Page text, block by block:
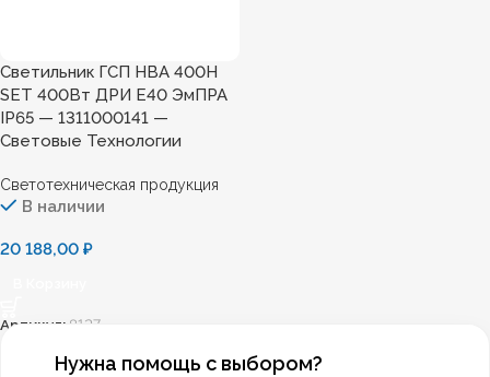
Светильник ГСП HBA 400H
SET 400Вт ДРИ Е40 ЭмПРА
IP65 — 1311000141 —
Световые Технологии
Светотехническая продукция
В наличии
20 188,00 ₽
Артикул: 8127
Нужна помощь с выбором?